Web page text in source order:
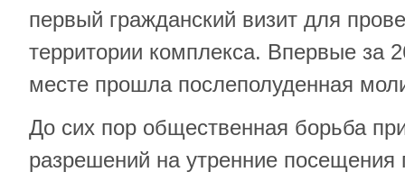
первый гражданский визит для
территории комплекса. Впервые за
месте прошла послеполуденная
До сих пор общественная борьба
разрешений на утренние посещения